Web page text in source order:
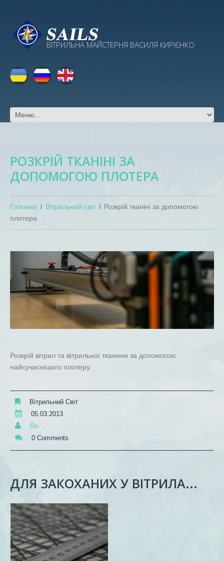
ВІТРИЛЬНА МАЙСТЕРНЯ ВАСИЛЯ КИРІЄНКО
РОЗКРІЙ ТКАНІНІ ЗА
ДОПОМОГОЮ ПЛОТЕРА
Головна Вітрильний світ
Розкрій тканіні за допомогою
плотера
Розкрій вітрил та вітрильної тканини за допомогою
найсучаснішого плотеру.
Вітрильний Світ
05.03.2013
Ro
0 Comments
ДЛЯ ЗАКОХАНИХ У ВІТРИЛА...